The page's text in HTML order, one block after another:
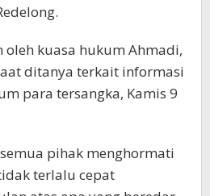
kuasa hukum Ahmadi,
ditanya terkait informasi
para tersangka, Kamis 9
pihak menghormati
terlalu cepat